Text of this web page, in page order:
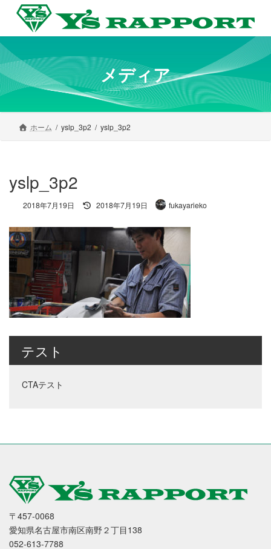
ン
ツ
へ
ス
キ
プ
ー
シ
ョ
ン
に
動
メディア
ホーム yslp_3p2 yslp_3p2
yslp_3p2
2018年7月19日
最
日
時
2018年7月19日 fukayarieko
テスト
CTAテスト
〒457-0068
愛知県名古屋市南区南野２丁目138
052-613-7788